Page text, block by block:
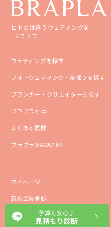
ヒトとは違うウェディングを
-ブラプラ-
ウェディングを探す
フォトウェディング・前撮りを探す
プランナー・クリエイターを探す
ブラプラとは
よくある質問
ブラプラMAGAZINE
マイページ
新規会員登録
会社概要
予算も安心♪
見積もり診断